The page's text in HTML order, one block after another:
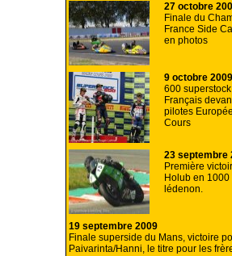
27 octobre
Finale du
France Side
en photos
9 octobre 2009
600
Français
pilotes
Cours
23 septembre
Première
Holub en
lédenon.
19 septembre 2009
Finale superside du Mans, victoire
Paivarinta/Hanni, le titre pour les